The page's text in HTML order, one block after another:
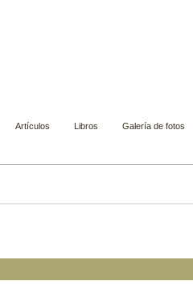
Artículos Libros Galería de fotos